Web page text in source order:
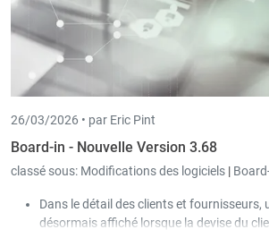
26/03/2026 • par Eric Pint
Board-in - Nouvelle Version 3.68
classé sous: Modifications des logiciels |
Dans le détail des clients et fournisseurs,
désormais affiché lorsque la devise du